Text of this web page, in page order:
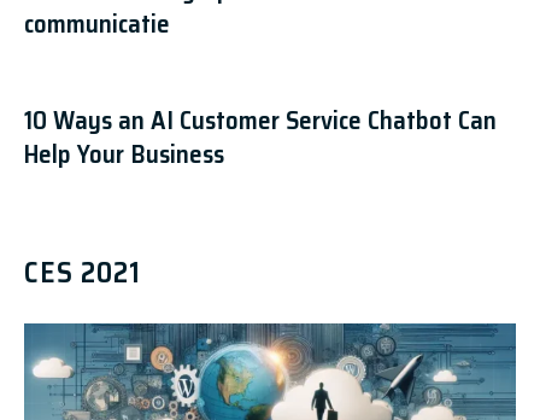
communicatie
10 Ways an AI Customer Service Chatbot Can
Help Your Business
CES 2021